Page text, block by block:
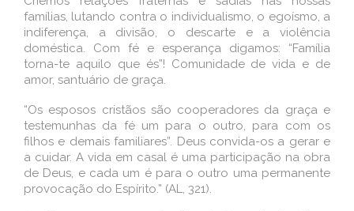
famílias, lutando contra o individualismo, o egoísmo, a
indiferença, a divisão, o descarte e a violência
doméstica. Com fé e esperança digamos: “Família
torna-te aquilo que és”! Comunidade de vida e de
amor, santuário de graça.
“Os esposos cristãos são cooperadores da graça e
testemunhas da fé um para o outro, para com os
filhos e demais familiares”. Deus convida-os a gerar e
a cuidar. A vida em casal é uma participação na obra
de Deus, e cada um é para o outro uma permanente
provocação do Espírito.” (AL, 321).